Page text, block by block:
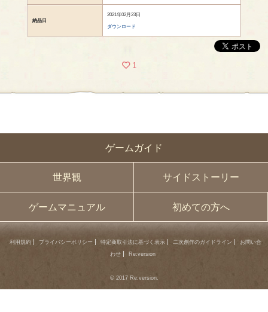
ゲームガイド
世界観 サイドストーリー
ゲームマニュアル 初めての方へ
納品日
2021年02月23日
ダウンロード
1
利用規約 プライバシーポリシー 特定商取引法に基づく表示 二次創作のガイドライン
お問い合
わせ
Re:version
© 2017 Re:version.